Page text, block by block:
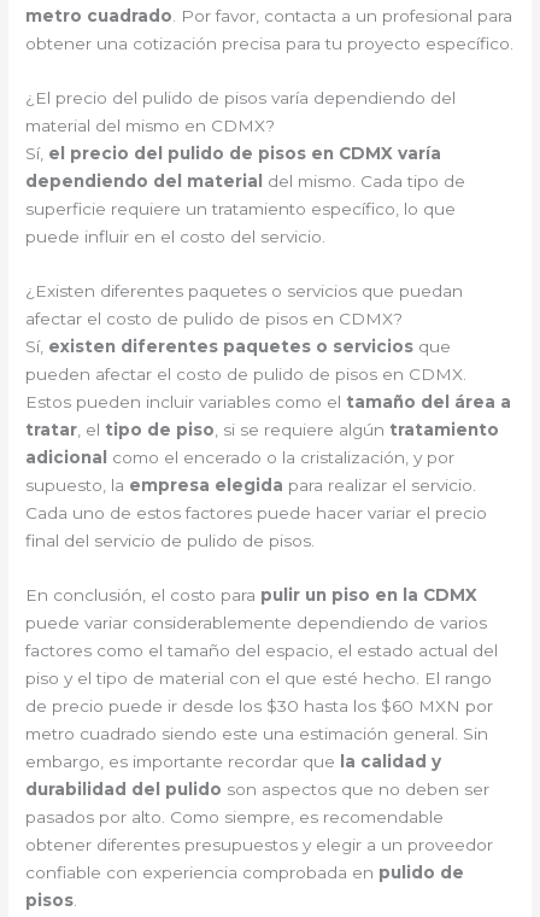
metro cuadrado. Por favor, contacta a un profesional para
obtener una cotización precisa para tu proyecto específico.
¿El precio del pulido de pisos varía dependiendo del
material del mismo en CDMX?
Sí, el precio del pulido de pisos en CDMX varía
dependiendo del material
del mismo. Cada tipo de
superficie requiere un tratamiento específico, lo que
puede influir en el costo del servicio.
¿Existen diferentes paquetes o servicios que puedan
afectar el costo de pulido de pisos en CDMX?
Sí, existen diferentes paquetes o servicios que
pueden afectar el costo de pulido de pisos en CDMX.
Estos pueden incluir variables como el tamaño del área a
tratar , el tipo de piso , si se requiere algún tratamiento
adicional
como el encerado o la cristalización, y por
supuesto, la empresa elegida para realizar el servicio.
Cada uno de estos factores puede hacer variar el precio
final del servicio de pulido de pisos.
En conclusión, el costo para pulir un piso en la CDMX
puede variar considerablemente dependiendo de varios
factores como el tamaño del espacio, el estado actual del
piso y el tipo de material con el que esté hecho. El rango
de precio puede ir desde los $30 hasta los $60 MXN por
metro cuadrado siendo este una estimación general. Sin
embargo, es importante recordar que
la calidad y
durabilidad del pulido son aspectos que no deben ser
pasados por alto. Como siempre, es recomendable
obtener diferentes presupuestos y elegir a un proveedor
confiable con experiencia comprobada en pulido de
pisos